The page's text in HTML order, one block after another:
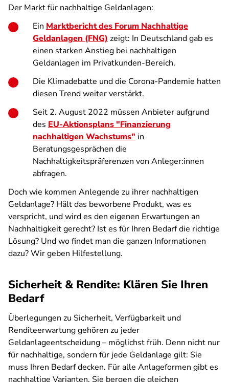
Der Markt für nachhaltige Geldanlagen:
Ein Marktbericht des Forum Nachhaltige
Geldanlagen (FNG) zeigt: In Deutschland gab es
einen starken Anstieg bei nachhaltigen
Geldanlagen im Privatkunden-Bereich.
Die Klimadebatte und die Corona-Pandemie hatten
diesen Trend weiter verstärkt.
Seit 2. August 2022 müssen Anbieter aufgrund
des EU-Aktionsplans "Finanzierung
nachhaltigen Wachstums" in
Beratungsgesprächen die
Nachhaltigkeitspräferenzen von Anleger:innen
abfragen.
Doch wie kommen Anlegende zu ihrer nachhaltigen
Geldanlage? Hält das beworbene Produkt, was es
verspricht, und wird es den eigenen Erwartungen an
Nachhaltigkeit gerecht? Ist es für Ihren Bedarf die richtige
Lösung? Und wo findet man die ganzen Informationen
dazu? Wir geben Hilfestellung.
Sicherheit & Rendite: Klären Sie Ihren
Bedarf
Überlegungen zu Sicherheit, Verfügbarkeit und
Renditeerwartung gehören zu jeder
Geldanlageentscheidung – möglichst früh. Denn nicht nur
für nachhaltige, sondern für jede Geldanlage gilt: Sie
muss Ihren Bedarf decken. Für alle Anlageformen gibt es
nachhaltige Varianten. Sie bergen die gleichen